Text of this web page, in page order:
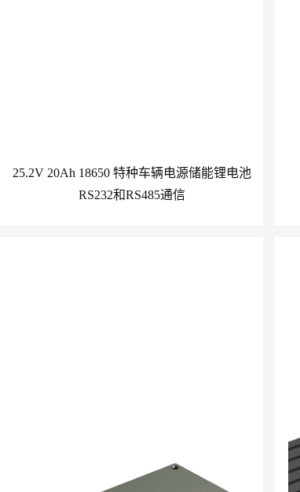
25.2V 20Ah 18650 特种车辆电源储能锂电池
RS232和RS485通信